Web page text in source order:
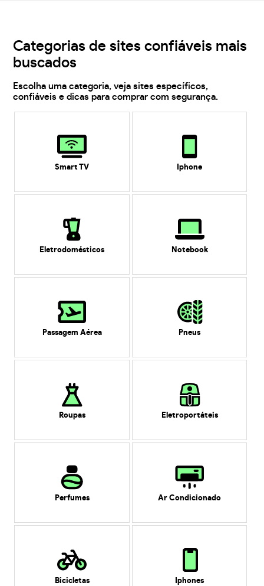
Categorias de sites confiáveis mais
buscados
Escolha uma categoria, veja sites específicos,
confiáveis e dicas para comprar com segurança.
Smart TV Iphone
Eletrodomésticos Notebook
Passagem Aérea Pneus
Roupas Eletroportáteis
Perfumes Ar Condicionado
Bicicletas Iphones